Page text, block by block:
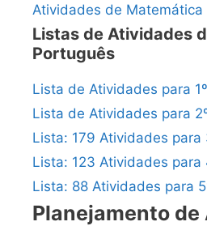
Atividades de Matemática
Listas de Atividades
Português
Lista de Atividades para
Lista de Atividades para
Lista: 179 Atividades para
Lista: 123 Atividades para
Lista: 88 Atividades para
Planejamento de